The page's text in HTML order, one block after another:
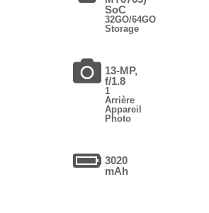
SoC
32GO/64GO
Storage
13-MP,
f/1.8
1
Arrière
Appareil
Photo
3020
mAh